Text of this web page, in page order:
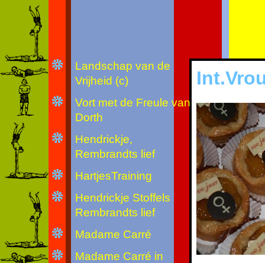
Landschap van de
Vrijheid (c)
Vort met de Freule van
Dorth
Hendrickje,
Rembrandts lief
HartjesTraining
Hendrickje Stoffels
Rembrandts lief
Madame Carré
Madame Carré in